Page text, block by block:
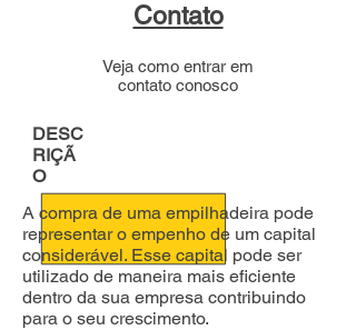
Contato
Veja como entrar em
contato conosco
DESC
RIÇÃ
O
A compra de uma empilhadeira pode
representar o empenho de um capital
considerável. Esse capital pode ser
utilizado de maneira mais eficiente
dentro da sua empresa contribuindo
para o seu crescimento.